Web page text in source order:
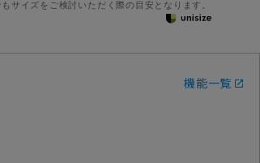
サイズをご検討いただく際の目安となります。
機能一覧